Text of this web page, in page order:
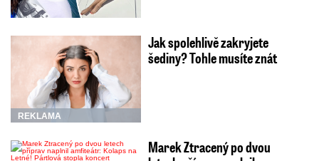
REKLAMA
Jak spolehlivě zakryjete
šediny? Tohle musíte znát
Marek Ztracený po dvou